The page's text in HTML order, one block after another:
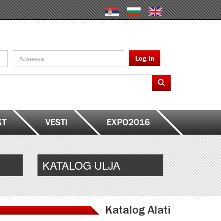
Log in
VESTI EXPO2016
KATALOG ULJA
Katalog Alati